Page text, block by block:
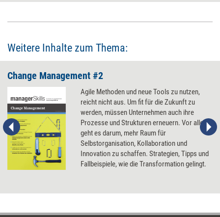
Weitere Inhalte zum Thema:
Change Management #2
Agile Methoden und neue Tools zu nutzen,
reicht nicht aus. Um fit für die Zukunft zu
werden, müssen Unternehmen auch ihre
Prozesse und Strukturen erneuern. Vor allem
geht es darum, mehr Raum für
Selbstorganisation, Kollaboration und
Innovation zu schaffen. Strategien, Tipps und
Fallbeispiele, wie die Transformation gelingt.